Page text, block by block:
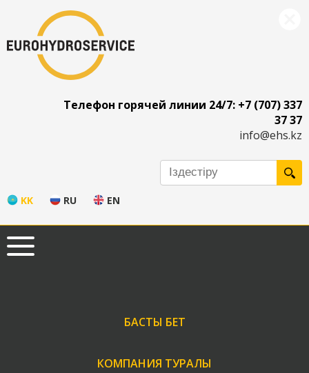
Телефон горячей линии 24/7: +7 (707) 337
37 37
info@ehs.kz
KK RU EN
БАСТЫ БЕТ
КОМПАНИЯ ТУРАЛЫ